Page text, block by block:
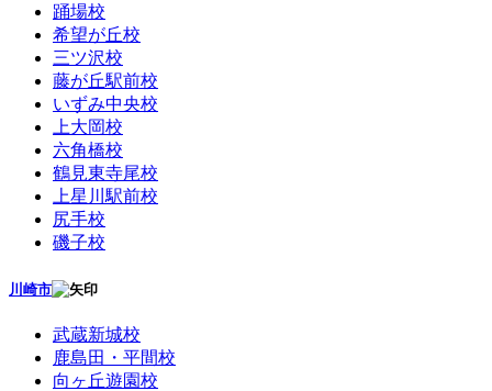
踊場校
希望が丘校
三ツ沢校
藤が丘駅前校
いずみ中央校
上大岡校
六角橋校
鶴見東寺尾校
上星川駅前校
尻手校
磯子校
川崎市
武蔵新城校
鹿島田・平間校
向ヶ丘遊園校